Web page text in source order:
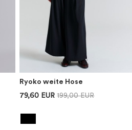
Ryoko weite Hose
79,60 EUR 199,00 EUR